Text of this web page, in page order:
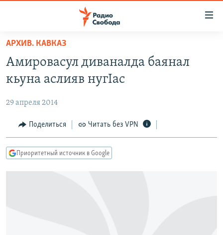
упрощенного
доступа
основному
Вернутся
главной
навигации
Вернутся
ПОДКАСТЫ
АВТОРСКИЕ ПРОЕКТЫ
ЦИТАТЫ СВОБОДЫ
МНЕНИЯ
IDEL.РЕАЛИИ
АРХИВ. КАВКАЗ
Амировасул диваналда баянал
кьуна аслияв нугIас
29 апреля 2014
Поделиться Читать без VPN
Приоритетный источник в Google